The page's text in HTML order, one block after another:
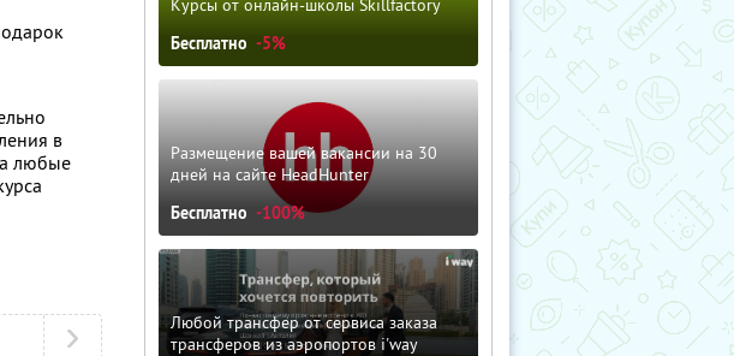
в
любые
Бесплатно -5%
Размещение вашей вакансии на 30
дней на сайте HeadHunter
Бесплатно -100%
Любой трансфер от сервиса заказа
трансферов из аэропортов i'way